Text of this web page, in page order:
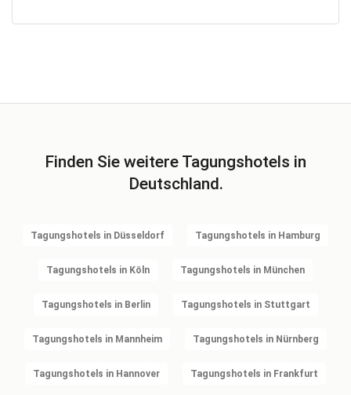
Finden Sie weitere Tagungshotels in
Deutschland.
Tagungshotels in Düsseldorf Tagungshotels in Hamburg
Tagungshotels in Köln Tagungshotels in München
Tagungshotels in Berlin Tagungshotels in Stuttgart
Tagungshotels in Mannheim Tagungshotels in Nürnberg
Tagungshotels in Hannover Tagungshotels in Frankfurt